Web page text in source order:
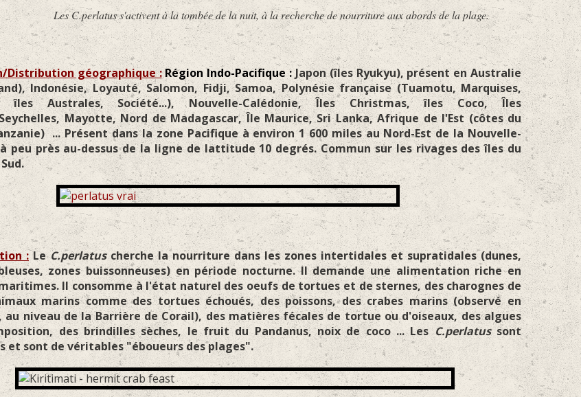
s'activent à la tombée de la nuit, à la recherche de nourriture aux abords de la plage.
Distribution géographique : Région Indo-Pacifique:Japon (îles Ryukyu), présent en Australie
Indonésie, Loyauté, Salomon, Fidji, Samoa, Polynésie française (Tuamotu, Marquises,
îles Australes, Société...), Nouvelle-Calédonie, Îles Christmas, îles Coco, Îles
Mayotte, Nord de Madagascar, Île Maurice, Sri Lanka, Afrique de l'Est (côtes du
... Présent dans la zone Pacifique à environ 1 600 miles au Nord-Est de la Nouvelle-
peu près au-dessus de la ligne de lattitude 10 degrés. Commun sur les rivages des îles du
:LeC.perlatuscherche la nourriture dans les zones intertidales et supratidales (dunes,
zones buissonneuses) en période nocturne. Il demande une alimentation riche en
Il consomme à l'état naturel des oeufs de tortues et de sternes, des charognes de
marins comme des tortues échoués, des poissons, des crabes marins (observé en
au niveau de la Barrière de Corail), des matières fécales de tortue ou d'oiseaux, des algues
des brindilles sèches, le fruit du Pandanus, noix de coco ... LesC.perlatussont
et sont de véritables "éboueurs des plages".